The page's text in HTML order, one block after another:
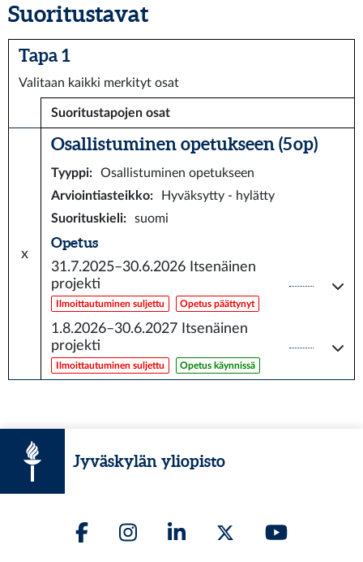
Suoritustavat
Tapa 1
Valitaan kaikki merkityt osat
Suoritustapojen osat
x
Osallistuminen opetukseen (5 op)
Tyyppi:
Osallistuminen opetukseen
Arviointiasteikko:
Hyväksytty - hylätty
Suorituskieli: suomi
Opetus
31.7.2025–30.6.2026 Itsenäinen
projekti
Ilmoittautuminen suljettu Opetus päättynyt
1.8.2026–30.6.2027 Itsenäinen
projekti
Ilmoittautuminen suljettu Opetus käynnissä
Jyväskylän yliopisto